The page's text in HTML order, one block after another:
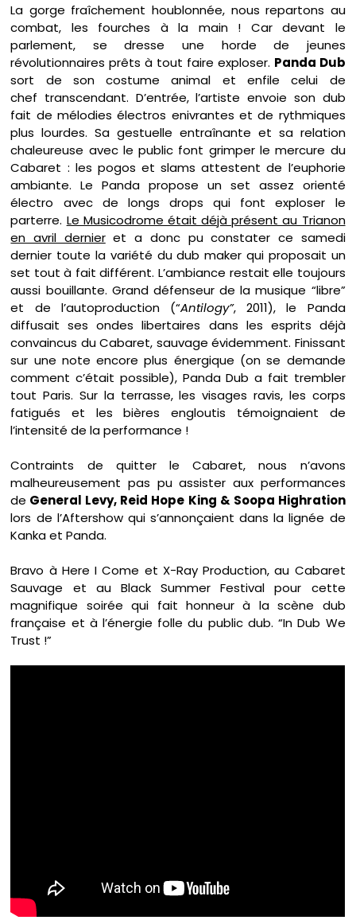
La gorge fraîchement houblonnée, nous repartons au
combat, les fourches à la main ! Car devant le
parlement, se dresse une horde de jeunes
révolutionnaires prêts à tout faire exploser. Panda Dub
sort de son costume animal et enfile celui de
chef transcendant. D’entrée, l’artiste envoie son dub
fait de mélodies électros enivrantes et de rythmiques
plus lourdes. Sa gestuelle entraînante et sa relation
chaleureuse avec le public font grimper le mercure du
Cabaret : les pogos et slams attestent de l’euphorie
ambiante. Le Panda propose un set assez orienté
électro avec de longs drops qui font exploser le
parterre. Le Musicodrome était déjà présent au Trianon
en avril dernieret a donc pu constater ce samedi
dernier toute la variété du dub maker qui proposait un
set tout à fait différent. L’ambiance restait elle toujours
aussi bouillante. Grand défenseur de la musique “libre”
et de l’autoproduction (“Antilogy”, 2011), le Panda
diffusait ses ondes libertaires dans les esprits déjà
convaincus du Cabaret, sauvage évidemment. Finissant
sur une note encore plus énergique (on se demande
comment c’était possible), Panda Dub a fait trembler
tout Paris. Sur la terrasse, les visages ravis, les corps
fatigués et les bières engloutis témoignaient de
l’intensité de la performance !
Contraints de quitter le Cabaret, nous n’avons
malheureusement pas pu assister aux performances
de General Levy, Reid Hope King & Soopa Highration
lors de l’Aftershow qui s’annonçaient dans la lignée de
Kanka et Panda.
Bravo à Here I Come et X-Ray Production, au Cabaret
Sauvage et au Black Summer Festival pour cette
magnifique soirée qui fait honneur à la scène dub
française et à l’énergie folle du public dub. “In Dub We
Trust !”